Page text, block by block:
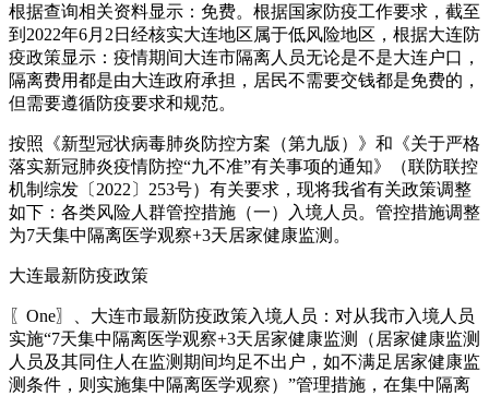
根据查询相关资料显示：免费。根据国家防疫工作要求，截至
到2022年6月2日经核实大连地区属于低风险地区，根据大连防
疫政策显示：疫情期间大连市隔离人员无论是不是大连户口，
隔离费用都是由大连政府承担，居民不需要交钱都是免费的，
但需要遵循防疫要求和规范。
按照《新型冠状病毒肺炎防控方案（第九版）》和《关于严格
落实新冠肺炎疫情防控“九不准”有关事项的通知》（联防联控
机制综发〔2022〕253号）有关要求，现将我省有关政策调整
如下：各类风险人群管控措施（一）入境人员。管控措施调整
为7天集中隔离医学观察+3天居家健康监测。
大连最新防疫政策
〖One〗、大连市最新防疫政策入境人员：对从我市入境人员
实施“7天集中隔离医学观察+3天居家健康监测（居家健康监测
人员及其同住人在监测期间均足不出户，如不满足居家健康监
测条件，则实施集中隔离医学观察）”管理措施，在集中隔离